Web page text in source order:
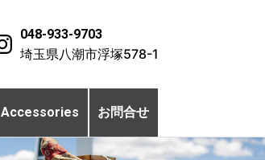
048-933-9703
埼玉県八潮市浮塚578-1
Accessories お問合せ